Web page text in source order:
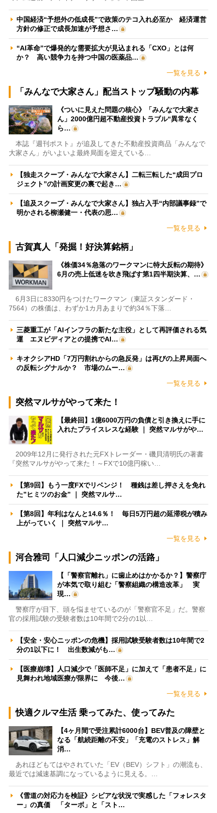
中国経済“予想外の低成長”で政策のテコ入れ必至か 経済運営
方針の修正で成長加速が予想さ…
“AI革命”で爆発的な需要拡大が見込まれる「CXO」とは何
か？ 高い競争力を持つ中国の医薬品…
一覧を見る
「みんなで大家さん」配当ストップ騒動の内幕
《ついに見えた問題の核心》「みんなで大家さ
ん」2000億円超不動産投資トラブル“異常なく
ら…
本誌『週刊ポスト』が追及してきた不動産投資商品「みんなで
大家さん」がいよいよ最終局面を迎えている…
【独走スクープ・みんなで大家さん】二転三転した“成田プロ
ジェクト”の計画変更の裏で起き…
【追及スクープ・みんなで大家さん】独占入手“内部議事録”で
明かされる柳瀬健一・代表の思…
一覧を見る
古賀真人「発掘！好決算銘柄」
《株価34％急落のワークマンに特大反転の期待》
6月の売上低迷を吹き飛ばす第1四半期決算、…
6月3日に8330円をつけたワークマン（東証スタンダード・
7564）の株価は、わずか1カ月あまりで約34％下落…
三菱重工が「AIインフラの新たな主役」として再評価される気
運 エヌビディアとの提携でAI…
キオクシアHD「7万円割れからの急反発」は再びの上昇局面へ
の反転シグナルか？ 市場のムー…
一覧を見る
突然マルサがやって来た！
【最終回】1億6000万円の負債と引き換えに手に
入れたプライスレスな経験 ｜ 突然マルサがや…
2009年12月に発行された元FXトレーダー・磯貝清明氏の著書
『突然マルサがやって来た！～FXで10億円稼い…
【第9回】もう一度FXでリベンジ！ 種銭は差し押さえを免れ
た”ヒミツのお金” ｜ 突然マルサ…
【第8回】年利はなんと14.6％！ 毎日5万円超の延滞税が積み
上がっていく ｜ 突然マルサ…
一覧を見る
河合雅司「人口減少ニッポンの活路」
【「警察官離れ」に歯止めはかかるか？】警察庁
が本気で取り組む「警察組織の構造改革」 実
現…
警察庁が目下、頭を悩ませているのが「警察官不足」だ。警察
官の採用試験の受験者数は10年間で2分の1以…
【安全・安心ニッポンの危機】採用試験受験者数は10年間で2
分の1以下に！ 出生数減がも…
【医療崩壊】人口減少で「医師不足」に加えて「患者不足」に
見舞われ地域医療が限界に 今後…
一覧を見る
快適クルマ生活 乗ってみた、使ってみた
【4ヶ月間で受注累計6000台】BEV普及の障壁と
なる「航続距離の不安」「充電のストレス」解
消…
あれほどもてはやされていた「EV（BEV）シフト」の潮流も、
最近では減速基調になっているように見える。…
《雪道の対応力を検証》シビアな状況で実感した「フォレスタ
ー」の真価 「ターボ」と「スト…